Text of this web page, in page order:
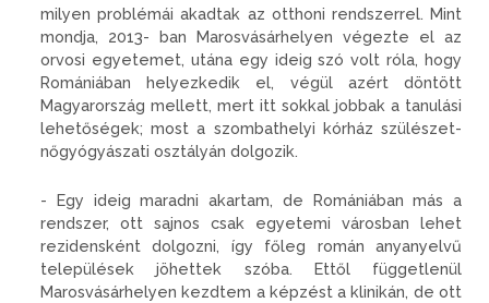
milyen problémái akadtak az otthoni rendszerrel. Mint
mondja, 2013- ban Marosvásárhelyen végezte el az
orvosi egyetemet, utána egy ideig szó volt róla, hogy
Romániá­ban helyezkedik el, végül azért döntött
Magyarország mellett, mert itt sokkal jobbak a tanulási
lehetőségek; most a szombathelyi kórház szülészet-
nőgyógyászati osztályán dolgozik.
- Egy ideig maradni akartam, de Romániában más a
rendszer, ott sajnos csak egyetemi városban lehet
rezidensként dolgozni, így főleg román anyanyelvű
települé­sek jöhettek szóba. Ettől függetle­nül
Marosvásárhelyen kezdtem a képzést a klinikán, de ott